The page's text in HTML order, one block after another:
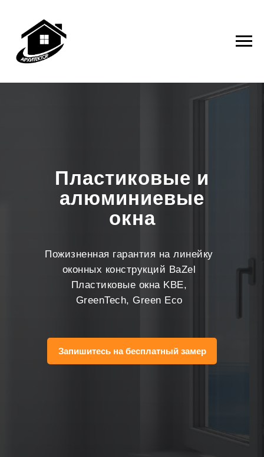
Пластиковые и
алюминиевые
окна
Пожизненная гарантия на линейку
оконных конструкций BaZel
Пластиковые окна KBE,
GreenTech, Green Eco
Запишитесь на бесплатный замер